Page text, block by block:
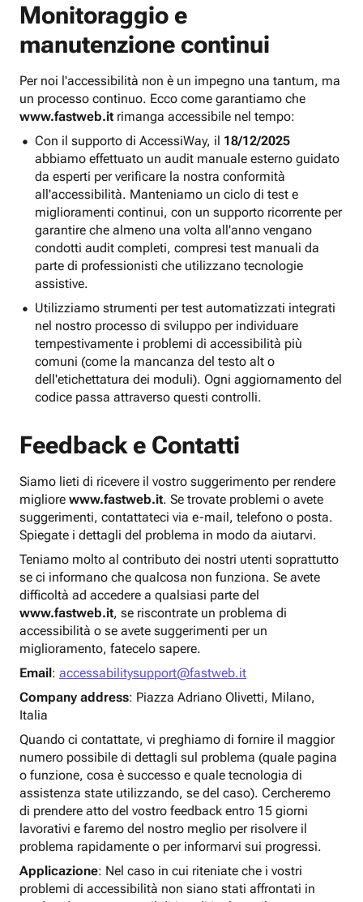
Monitoraggio e
manutenzione continui
Per noi l'accessibilità non è un impegno una tantum, ma
un processo continuo. Ecco come garantiamo che
www.fastweb.it rimanga accessibile nel tempo:
Con il supporto di AccessiWay, il 18/12/2025
abbiamo effettuato un audit manuale esterno guidato
da esperti per verificare la nostra conformità
all'accessibilità. Manteniamo un ciclo di test e
miglioramenti continui, con un supporto ricorrente per
garantire che almeno una volta all'anno vengano
condotti audit completi, compresi test manuali da
parte di professionisti che utilizzano tecnologie
assistive.
Utilizziamo strumenti per test automatizzati integrati
nel nostro processo di sviluppo per individuare
tempestivamente i problemi di accessibilità più
comuni (come la mancanza del testo alt o
dell'etichettatura dei moduli). Ogni aggiornamento del
codice passa attraverso questi controlli.
Feedback e Contatti
Siamo lieti di ricevere il vostro suggerimento per rendere
migliore www.fastweb.it. Se trovate problemi o avete
suggerimenti, contattateci via e-mail, telefono o posta.
Spiegate i dettagli del problema in modo da aiutarvi.
Teniamo molto al contributo dei nostri utenti soprattutto
se ci informano che qualcosa non funziona. Se avete
difficoltà ad accedere a qualsiasi parte del
www.fastweb.it, se riscontrate un problema di
accessibilità o se avete suggerimenti per un
miglioramento, fatecelo sapere.
Email: accessabilitysupport@fastweb.it
Company address: Piazza Adriano Olivetti, Milano,
Italia
Quando ci contattate, vi preghiamo di fornire il maggior
numero possibile di dettagli sul problema (quale pagina
o funzione, cosa è successo e quale tecnologia di
assistenza state utilizzando, se del caso). Cercheremo
di prendere atto del vostro feedback entro 15 giorni
lavorativi e faremo del nostro meglio per risolvere il
problema rapidamente o per informarvi sui progressi.
Applicazione: Nel caso in cui riteniate che i vostri
problemi di accessibilità non siano stati affrontati in